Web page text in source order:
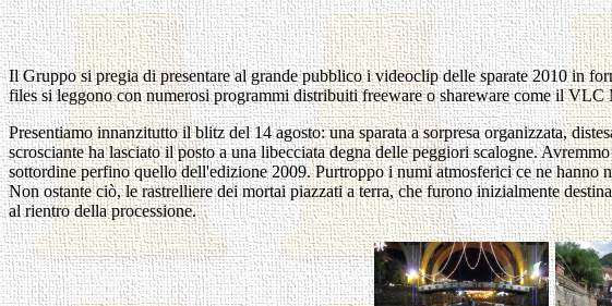
Il Gruppo si pregia di presentare al grande pubblico i videoclip delle sparate 2010 in
files si leggono con numerosi programmi distribuiti freeware o shareware come il VLC
Presentiamo innanzitutto il blitz del 14 agosto: una sparata a sorpresa organizzata,
scrosciante ha lasciato il posto a una libecciata degna delle peggiori scalogne.
sottordine perfino quello dell'edizione 2009. Purtroppo i numi atmosferici ce ne hanno
Non ostante ciò, le rastrelliere dei mortai piazzati a terra, che furono inizialmente
al rientro della processione.